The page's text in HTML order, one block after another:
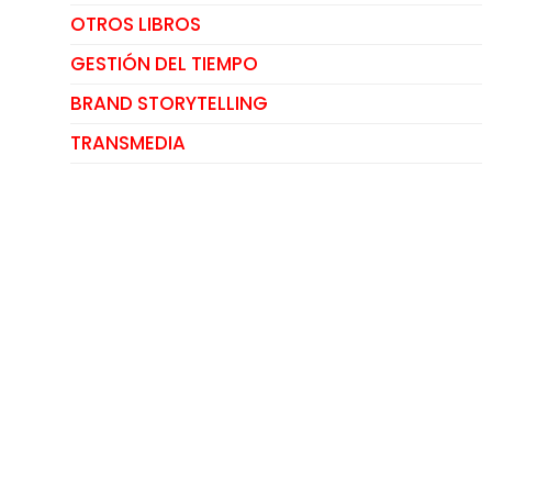
OTROS LIBROS
GESTIÓN DEL TIEMPO
BRAND STORYTELLING
TRANSMEDIA